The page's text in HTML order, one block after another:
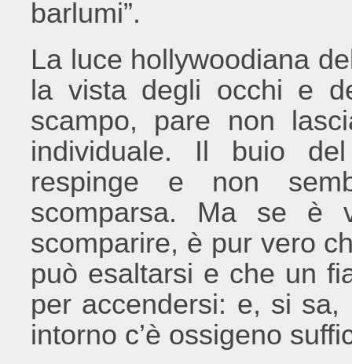
barlumi”.
La luce hollywoodiana
la vista degli occhi e
scampo, pare non
individuale. Il buio
respinge e non
scomparsa. Ma se è
scomparire, è pur vero
può esaltarsi e che un
per accendersi: e, si sa,
intorno c’è ossigeno